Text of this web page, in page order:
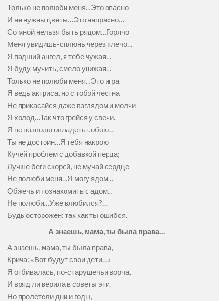
Только не полюби меня…Это опасно
И не нужны цветы…Это напрасно…
Со мной нельзя быть рядом…Горячо
Меня увидишь-сплюнь через плечо…
Я падший ангел, я тебе чужая…
Я буду мучить, смело унижая…
Только не полюби меня…Это игра
Я ведь актриса, но с тобой честна
Не прикасайся даже взглядом и молчи
Я холод…Так что грейся у свечи.
Я не позволю овладеть собою…
Ты не достоин…Я тебя накрою
Кучей проблем с добавкой перца;
Лучше беги скорей, не мучай сердце
Не полюби меня…Я могу ядом…
Обжечь и познакомить с адом…
Не полюби…Уже влюбился?…
Будь осторожен: так как ты ошибся.
А знаешь, мама, ты была права…
А знаешь, мама, ты была права,
Крича: «Вот будут свои дети…»
Я отбивалась, по-старушечьи ворча,
И вряд ли верила в советы эти.
Но пролетели дни и годы,